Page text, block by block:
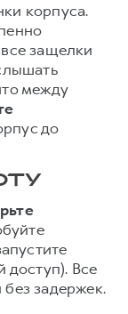
корпуса.
защелки
между
до
доступ). Все
задержек.